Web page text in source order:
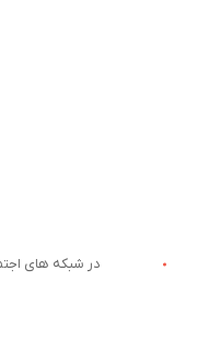
در شبکه های